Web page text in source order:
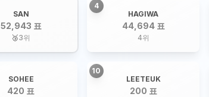
SAN
52,943 표
🥉3위
4
HAGIWA
44,694 표
4위
SOHEE
420 표
10
LEETEUK
200 표